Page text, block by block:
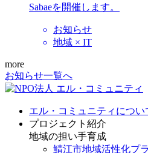
Sabaeを開催します。
お知らせ
地域 × IT
more
お知らせ一覧へ
エル・コミュニティについ
プロジェクト紹介
地域の担い手育成
鯖江市地域活性化プ